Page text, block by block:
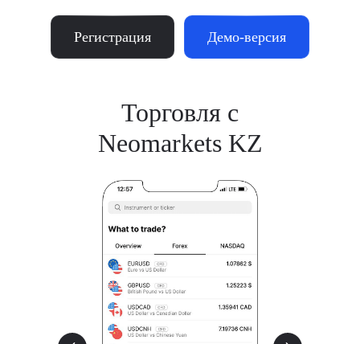
Регистрация Демо-версия
Торговля с
Neomarkets KZ